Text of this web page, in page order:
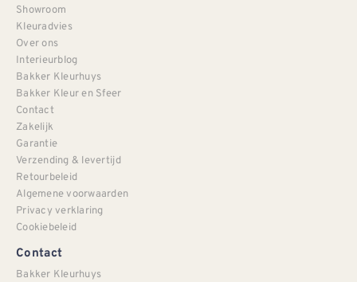
Showroom
Kleuradvies
Over ons
Interieurblog
Bakker Kleurhuys
Bakker Kleur en Sfeer
Contact
Zakelijk
Garantie
Verzending & levertijd
Retourbeleid
Algemene voorwaarden
Privacy verklaring
Cookiebeleid
Contact
Bakker Kleurhuys